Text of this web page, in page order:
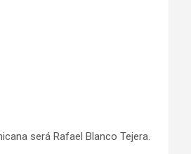
será Rafael Blanco Tejera.